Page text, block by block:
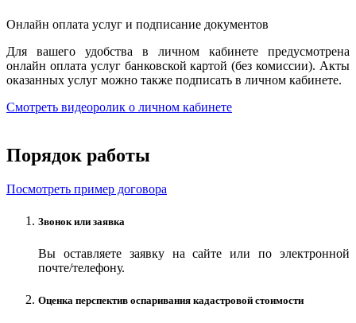
Онлайн оплата услуг и подписание документов
Для вашего удобства в личном кабинете предусмотрена
онлайн оплата услуг банковской картой (без комиссии). Акты
оказанных услуг можно также подписать в личном кабинете.
Смотреть видеоролик о личном кабинете
Порядок работы
Посмотреть пример договора
Звонок или заявка
Вы оставляете заявку на сайте или по электронной
почте/телефону.
Оценка перспектив оспаривания кадастровой стоимости